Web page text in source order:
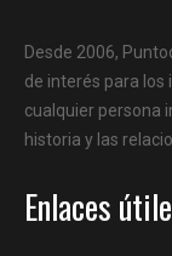
Desde 2006,
de interés para los
cualquier persona
historia y las
Enlaces